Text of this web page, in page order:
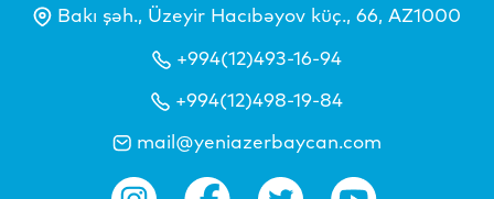
Bakı şəh., Üzeyir Hacıbəyov küç., 66, AZ1000
+994(12)493-16-94
+994(12)498-19-84
mail@yeniazerbaycan.com